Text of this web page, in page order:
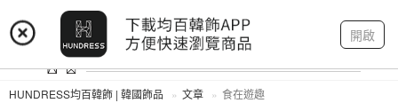
開啟
登入 註冊 我的帳戶
HUNDRESS均百韓飾 | 韓國飾品 文章 食在遊趣